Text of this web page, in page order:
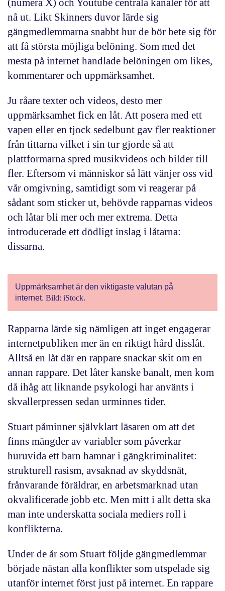
(numera X) och Youtube centrala kanaler för att
nå ut. Likt Skinners duvor lärde sig
gängmedlemmarna snabbt hur de bör bete sig för
att få största möjliga belöning. Som med det
mesta på internet handlade belöningen om likes,
kommentarer och uppmärksamhet.
Ju råare texter och videos, desto mer
uppmärksamhet fick en låt. Att posera med ett
vapen eller en tjock sedelbunt gav fler reaktioner
från tittarna vilket i sin tur gjorde så att
plattformarna spred musikvideos och bilder till
fler. Eftersom vi människor så lätt vänjer oss vid
vår omgivning, samtidigt som vi reagerar på
sådant som sticker ut, behövde rapparnas videos
och låtar bli mer och mer extrema. Detta
introducerade ett dödligt inslag i låtarna:
dissarna.
Uppmärksamhet är den viktigaste valutan på
internet. Bild: iStock.
Rapparna lärde sig nämligen att inget engagerar
internetpubliken mer än en riktigt hård disslåt.
Alltså en låt där en rappare snackar skit om en
annan rappare. Det låter kanske banalt, men kom
då ihåg att liknande psykologi har använts i
skvallerpressen sedan urminnes tider.
Stuart påminner självklart läsaren om att det
finns mängder av variabler som påverkar
huruvida ett barn hamnar i gängkriminalitet:
strukturell rasism, avsaknad av skyddsnät,
frånvarande föräldrar, en arbetsmarknad utan
okvalificerade jobb etc. Men mitt i allt detta ska
man inte underskatta sociala mediers roll i
konflikterna.
Under de år som Stuart följde gängmedlemmar
började nästan alla konflikter som utspelade sig
utanför internet först just på internet. En rappare